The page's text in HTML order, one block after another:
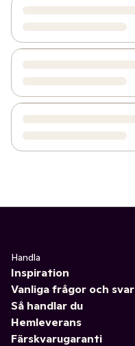
Handla
Inspiration
Vanliga frågor och svar
Så handlar du
Hemleverans
Färskvarugaranti